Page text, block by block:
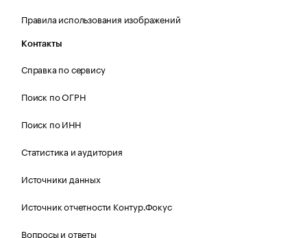
Правила использования изображений
Контакты
Справка по сервису
Поиск по ОГРН
Поиск по ИНН
Статистика и аудитория
Источники данных
Источник отчетности Контур.Фокус
Вопросы и ответы